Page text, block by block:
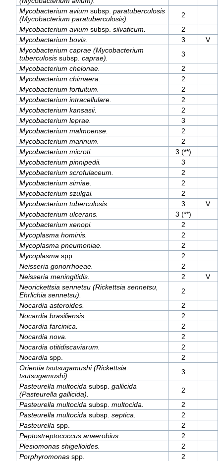
Mycobacterium avium subsp. paratuberculosis
(Mycobacterium paratuberculosis).
2
Mycobacterium avium subsp. silvaticum.
2
Mycobacterium bovis.
3
V
Mycobacterium caprae (Mycobacterium
tuberculosis subsp. caprae).
3
Mycobacterium chelonae.
2
Mycobacterium chimaera.
2
Mycobacterium fortuitum.
2
Mycobacterium intracellulare.
2
Mycobacterium kansasii.
2
Mycobacterium leprae.
3
Mycobacterium malmoense.
2
Mycobacterium marinum.
2
Mycobacterium microti.
3 (**)
Mycobacterium pinnipedii.
3
Mycobacterium scrofulaceum.
2
Mycobacterium simiae.
2
Mycobacterium szulgai.
2
Mycobacterium tuberculosis.
3
V
Mycobacterium ulcerans.
3 (**)
Mycobacterium xenopi.
2
Mycoplasma hominis.
2
Mycoplasma pneumoniae.
2
Mycoplasma spp.
2
Neisseria gonorrhoeae.
2
Neisseria meningitidis.
2
V
Neorickettsia sennetsu (Rickettsia sennetsu,
Ehrlichia sennetsu).
2
Nocardia asteroides.
2
Nocardia brasiliensis.
2
Nocardia farcinica.
2
Nocardia nova.
2
Nocardia otitidiscaviarum.
2
Nocardia spp.
2
Orientia tsutsugamushi (Rickettsia
tsutsugamushi).
3
Pasteurella multocida subsp. gallicida
(Pasteurella gallicida).
2
Pasteurella multocida subsp. multocida.
2
Pasteurella multocida subsp. septica.
2
Pasteurella spp.
2
Peptostreptococcus anaerobius.
2
Plesiomonas shigelloides.
2
Porphyromonasspp.
2